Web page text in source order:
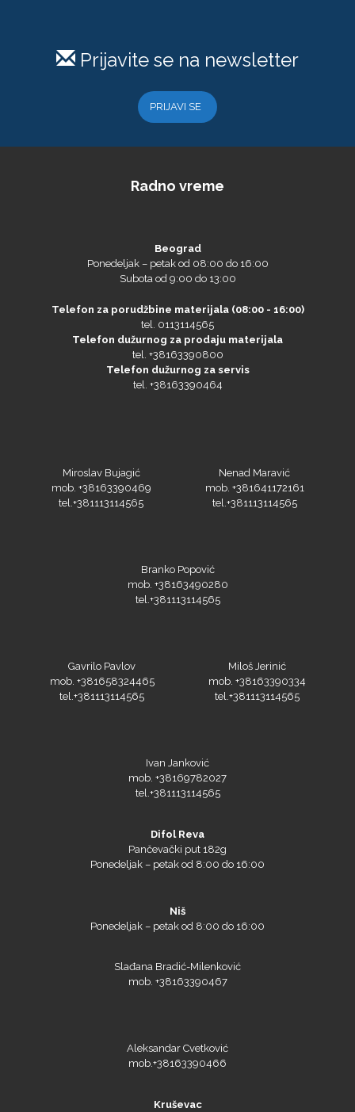
Prijavite se na newsletter
PRIJAVI SE
Radno vreme
Beograd
Ponedeljak – petak od 08:00 do 16:00
Subota od 9:00 do 13:00
Telefon za porudžbine materijala (08:00 - 16:00)
tel. 0113114565
Telefon dužurnog za prodaju materijala
tel. +38163390800
Telefon dužurnog za servis
tel. +38163390464
Miroslav Bujagić
mob. +38163390469
tel.+381113114565
Nenad Maravić
mob. +381641172161
tel.+381113114565
Branko Popović
mob. +38163490280
tel.+381113114565
Gavrilo Pavlov
mob. +381658324465
tel.+381113114565
Miloš Jerinić
mob. +38163390334
tel.+381113114565
Ivan Janković
mob. +38169782027
tel.+381113114565
Difol Reva
Pančevački put 182g
Ponedeljak – petak od 8:00 do 16:00
Niš
Ponedeljak – petak od 8:00 do 16:00
Slađana Bradić-Milenković
mob. +38163390467
Aleksandar Cvetković
mob.+38163390466
Kruševac